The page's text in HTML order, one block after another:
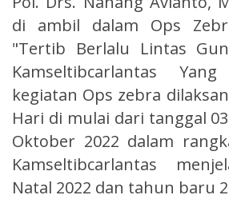
di ambil dalam Ops
"Tertib Berlalu Lintas
Kamseltibcarlantas
kegiatan Ops zebra
Hari di mulai dari tanggal
Oktober 2022 dalam
Kamseltibcarlantas
Natal 2022 dan tahun baru